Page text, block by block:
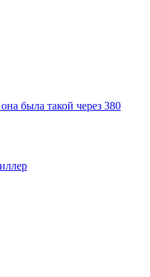
была такой через 380